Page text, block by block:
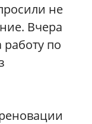
не
Вчера
по